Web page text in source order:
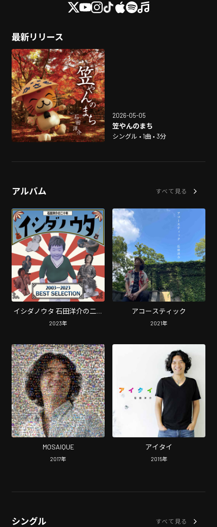
最新リリース
2026-05-05
笠やんのまち
シングル • 1曲 • 3分
アルバム すべて見る
イシダノウタ 石田洋介の二十
年 BEST SELECTION 2003-
2023年
アコースティック
2021年
MOSAIQUE
2017年
アイタイ
2015年
シングル すべて見る